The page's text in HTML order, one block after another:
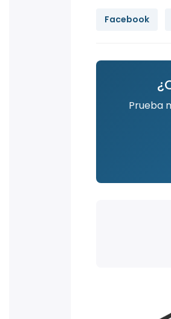
Facebook
Prueba